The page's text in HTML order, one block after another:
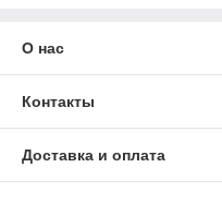
О нас
Контакты
Доставка и оплата